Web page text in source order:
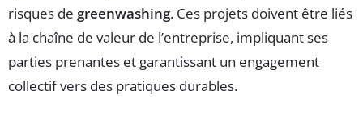
risques de greenwashing. Ces projets doivent être liés
à la chaîne de valeur de l’entreprise, impliquant ses
parties prenantes et garantissant un engagement
collectif vers des pratiques durables.